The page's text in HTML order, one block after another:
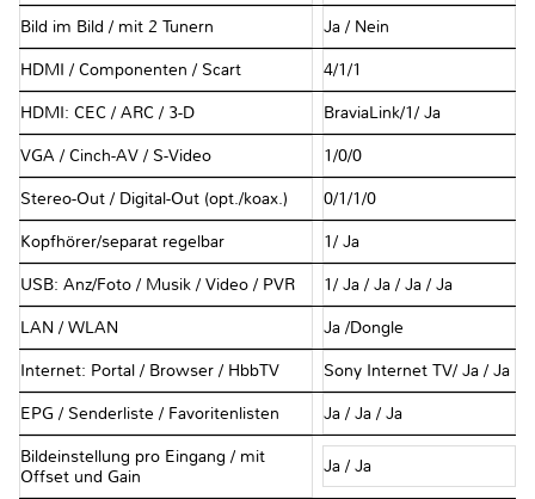
Bild im Bild / mit 2 Tunern Ja / Nein
HDMI / Componenten / Scart 4/1/1
HDMI: CEC / ARC / 3-D BraviaLink/1/ Ja
VGA / Cinch-AV / S-Video 1/0/0
Stereo-Out / Digital-Out (opt./koax.) 0/1/1/0
Kopfhörer/separat regelbar 1/ Ja
USB: Anz/Foto / Musik / Video / PVR 1/ Ja / Ja / Ja / Ja
LAN / WLAN Ja /Dongle
Internet: Portal / Browser / HbbTV Sony Internet TV/ Ja / Ja
EPG / Senderliste / Favoritenlisten Ja / Ja / Ja
Bildeinstellung pro Eingang / mit
Offset und Gain
Ja / Ja